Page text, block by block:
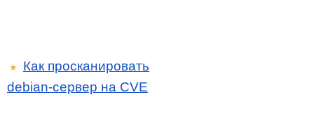
★
Как просканировать
debian-сервер на CVE